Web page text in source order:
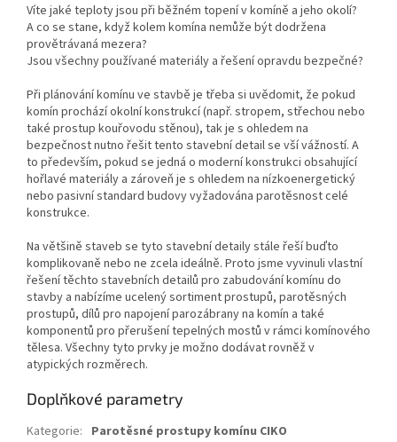
Víte jaké teploty jsou při běžném topení v komíně a jeho okolí?
A co se stane, když kolem komína nemůže být dodržena
provětrávaná mezera?
Jsou všechny používané materiály a řešení opravdu bezpečné?
Při plánování komínu ve stavbě je třeba si uvědomit, že pokud
komín prochází okolní konstrukcí (např. stropem, střechou nebo
také prostup kouřovodu stěnou), tak je s ohledem na
bezpečnost nutno řešit tento stavební detail se vší vážností. A
to především, pokud se jedná o moderní konstrukci obsahující
hořlavé materiály a zároveň je s ohledem na nízkoenergetický
nebo pasivní standard budovy vyžadována parotěsnost celé
konstrukce.
Na většině staveb se tyto stavební detaily stále řeší buďto
komplikovaně nebo ne zcela ideálně. Proto jsme vyvinuli vlastní
řešení těchto stavebních detailů pro zabudování komínu do
stavby a nabízíme ucelený sortiment prostupů, parotěsných
prostupů, dílů pro napojení parozábrany na komín a také
komponentů pro přerušení tepelných mostů v rámci komínového
tělesa. Všechny tyto prvky je možno dodávat rovněž v
atypických rozměrech.
Doplňkové parametry
Kategorie: Parotěsné prostupy komínu CIKO